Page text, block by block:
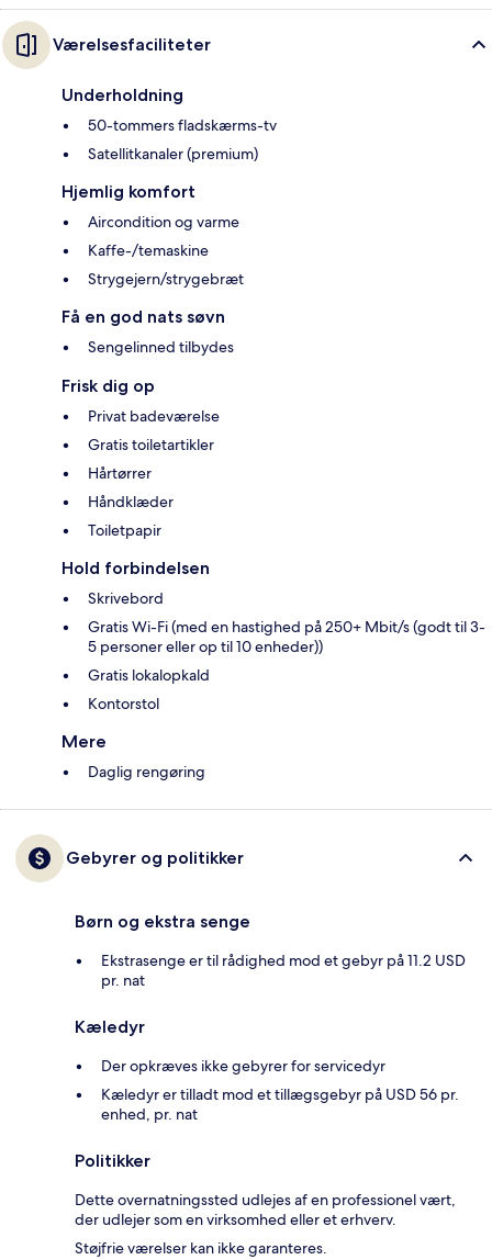
Værelsesfaciliteter
Underholdning
50-tommers fladskærms-tv
Satellitkanaler (premium)
Hjemlig komfort
Aircondition og varme
Kaffe-/temaskine
Strygejern/strygebræt
Få en god nats søvn
Sengelinned tilbydes
Frisk dig op
Privat badeværelse
Gratis toiletartikler
Hårtørrer
Håndklæder
Toiletpapir
Hold forbindelsen
Skrivebord
Gratis Wi-Fi (med en hastighed på 250+ Mbit/s (godt til 3-
5 personer eller op til 10 enheder))
Gratis lokalopkald
Kontorstol
Mere
Daglig rengøring
Gebyrer og politikker
Børn og ekstra senge
Ekstrasenge er til rådighed mod et gebyr på 11.2 USD
pr. nat
Kæledyr
Der opkræves ikke gebyrer for servicedyr
Kæledyr er tilladt mod et tillægsgebyr på USD 56 pr.
enhed, pr. nat
Politikker
Dette overnatningssted udlejes af en professionel vært,
der udlejer som en virksomhed eller et erhverv.
Støjfrie værelser kan ikke garanteres.